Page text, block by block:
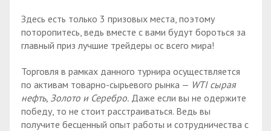
Здесь есть только 3 призовых места, поэтому
поторопитесь, ведь вместе с вами будут бороться за
главный приз лучшие трейдеры ос всего мира!
Торговля в рамках данного турнира осуществляется
по активам товарно-сырьевого рынка — WTI сырая
нефть, Золото и Серебро. Даже если вы не одержите
победу, то не стоит расстраиваться. Ведь вы
получите бесценный опыт работы и сотрудничества с